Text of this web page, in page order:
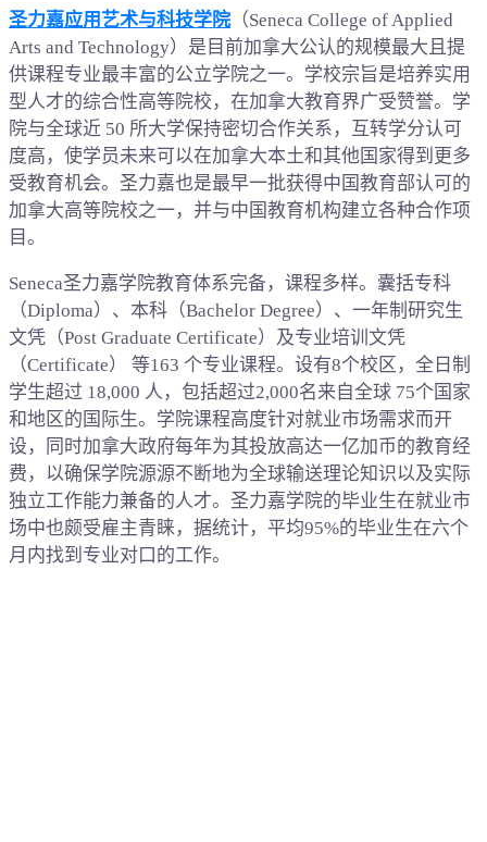
圣力嘉应用艺术与科技学院 （Seneca College of Applied
Arts and Technology）是目前加拿大公认的规模最大且提
供课程专业最丰富的公立学院之一。学校宗旨是培养实用
型人才的综合性高等院校，在加拿大教育界广受赞誉。学
院与全球近 50 所大学保持密切合作关系，互转学分认可
度高，使学员未来可以在加拿大本土和其他国家得到更多
受教育机会。圣力嘉也是最早一批获得中国教育部认可的
加拿大高等院校之一，并与中国教育机构建立各种合作项
目。
Seneca圣力嘉学院教育体系完备，课程多样。囊括专科
（Diploma）、本科（Bachelor Degree）、一年制研究生
文凭（Post Graduate Certificate）及专业培训文凭
（Certificate） 等163 个专业课程。设有8个校区，全日制
学生超过 18,000 人，包括超过2,000名来自全球 75个国家
和地区的国际生。学院课程高度针对就业市场需求而开
设，同时加拿大政府每年为其投放高达一亿加币的教育经
费，以确保学院源源不断地为全球输送理论知识以及实际
独立工作能力兼备的人才。圣力嘉学院的毕业生在就业市
场中也颇受雇主青睐，据统计，平均95%的毕业生在六个
月内找到专业对口的工作。